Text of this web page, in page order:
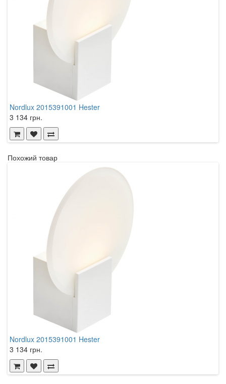
Nordlux 2015391001 Hester
3 134 грн.
Похожий товар
Nordlux 2015391001 Hester
3 134 грн.